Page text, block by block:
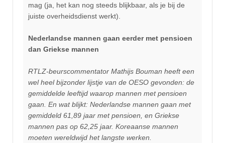
mag (ja, het kan nog steeds blijkbaar, als je bij de
juiste overheidsdienst werkt).
Nederlandse mannen gaan eerder met pensioen
dan Griekse mannen
RTLZ-beurscommentator Mathijs Bouman heeft een
wel heel bijzonder lijstje van de OESO gevonden: de
gemiddelde leeftijd waarop mannen met pensioen
gaan. En wat blijkt: Nederlandse mannen gaan met
gemiddeld 61,89 jaar met pensioen, en Griekse
mannen pas op 62,25 jaar. Koreaanse mannen
moeten wereldwijd het langste werken.